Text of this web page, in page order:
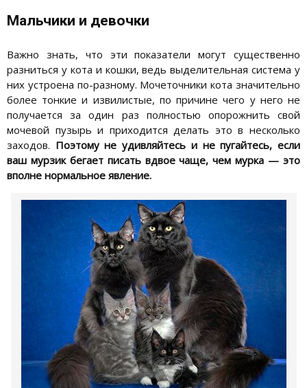
Мальчики и девочки
Важно знать, что эти показатели могут существенно
разниться у кота и кошки, ведь выделительная система у
них устроена по-разному. Мочеточники кота значительно
более тонкие и извилистые, по причине чего у него не
получается за один раз полностью опорожнить свой
мочевой пузырь и приходится делать это в несколько
заходов. Поэтому не удивляйтесь и не пугайтесь, если
ваш мурзик бегает писать вдвое чаще, чем мурка — это
вполне нормальное явление.